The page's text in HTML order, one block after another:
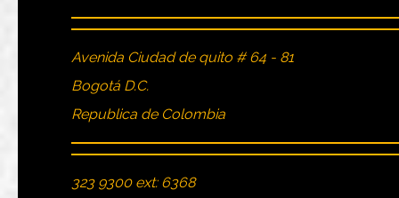
Avenida Ciudad de quito # 64 - 81
Bogotá D.C.
Republica de Colombia
323 9300 ext: 6368